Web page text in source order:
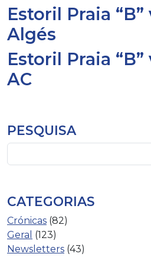
Estoril Praia “B”
Algés
Estoril Praia “B”
AC
PESQUISA
CATEGORIAS
Crónicas (82)
Geral (123)
Newsletters (43)